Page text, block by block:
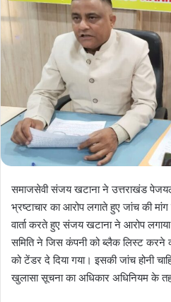
समाजसेवी संजय खटाना ने उत्तराखंड
भ्रष्टाचार का आरोप लगाते हुए जांच की
वार्ता करते हुए संजय खटाना ने आरोप
समिति ने जिस कंपनी को ब्लैक लिस्ट करने
को टेंडर दे दिया गया। इसकी जांच होनी
खुलासा सूचना का अधिकार अधिनियम के